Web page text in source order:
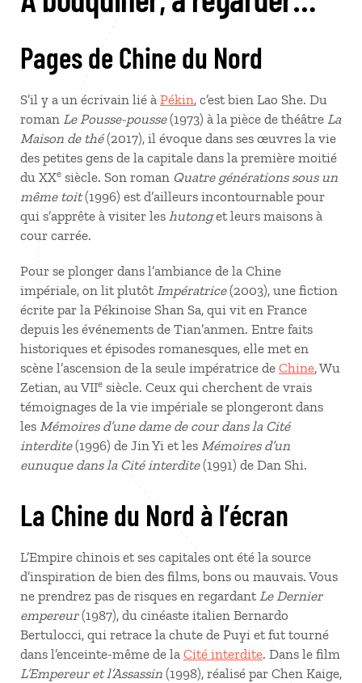
Pages de Chine du Nord
S’il y a un écrivain lié à Pékin, c’est bien Lao She. Du
roman Le Pousse-pousse(1973) à la pièce de théâtre La
Maison de thé(2017), il évoque dans ses œuvres la vie
des petites gens de la capitale dans la première moitié
du XXe siècle. Son roman Quatre générations sous un
même toit(1996) est d’ailleurs incontournable pour
qui s’apprête à visiter les hutonget leurs maisons à
cour carrée.
Pour se plonger dans l’ambiance de la Chine
impériale, on lit plutôt Impératrice(2003), une fiction
écrite par la Pékinoise Shan Sa, qui vit en France
depuis les événements de Tian’anmen. Entre faits
historiques et épisodes romanesques, elle met en
scène l’ascension de la seule impératrice de Chine, Wu
Zetian, au VIIe siècle. Ceux qui cherchent de vrais
témoignages de la vie impériale se plongeront dans
les Mémoires d’une dame de cour dans la Cité
interdite(1996) de Jin Yi et les Mémoires d’un
eunuque dans la Cité interdite(1991) de Dan Shi.
La Chine du Nord à l’écran
L’Empire chinois et ses capitales ont été la source
d’inspiration de bien des films, bons ou mauvais. Vous
ne prendrez pas de risques en regardant Le Dernier
empereur(1987), du cinéaste italien Bernardo
Bertulocci, qui retrace la chute de Puyi et fut tourné
dans l’enceinte-même de la Cité interdite. Dans le film
L’Empereur et l’Assassin (1998), réalisé par Chen Kaige,